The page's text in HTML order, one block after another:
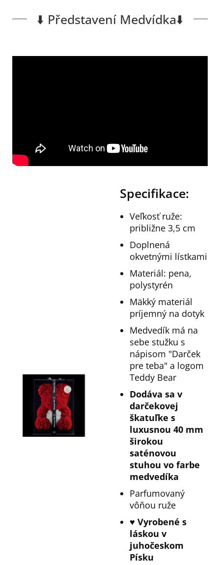
⬇️ Představení Medvídka⬇️
Specifikace:
Veľkosť ruže:
približne 3,5 cm
Doplnená
okvetnými lístkami
Materiál: pena,
polystyrén
Mäkký materiál
príjemný na dotyk
Medvedík má na
sebe stužku s
nápisom "Darček
pre teba" a logom
Teddy Bear
Dodáva sa v
darčekovej
škatuľke s
luxusnou 40 mm
širokou
saténovou
stuhou vo farbe
medvedíka
Parfumovaný
vôňou ruže
♥️ Vyrobené s
láskou v
juhočeskom
Písku